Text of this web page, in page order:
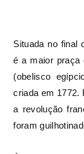
Situada no final
é a maior praça
(obelisco
criada em 1772.
a revolução
foram